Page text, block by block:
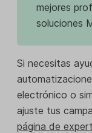
mejores
soluciones
Si necesitas
electrónico o
ajuste tus
página de